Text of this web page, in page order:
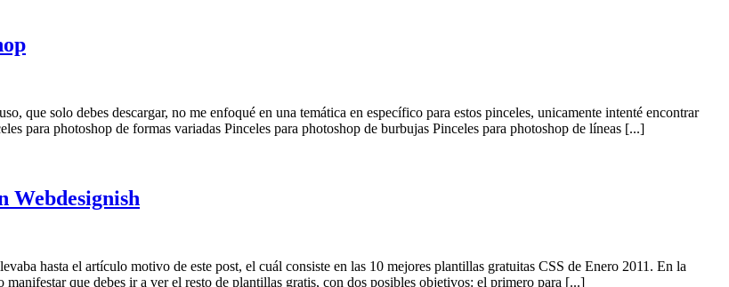
que solo debes descargar, no me enfoqué en una temática en específico para estos pinceles, unicamente intenté encontrar
para photoshop de formas variadas Pinceles para photoshop de burbujas Pinceles para photoshop de líneas [...]
Webdesignish
hasta el artículo motivo de este post, el cuál consiste en las 10 mejores plantillas gratuitas CSS de Enero 2011. En la
que debes ir a ver el resto de plantillas gratis, con dos posibles objetivos: el primero para [...]